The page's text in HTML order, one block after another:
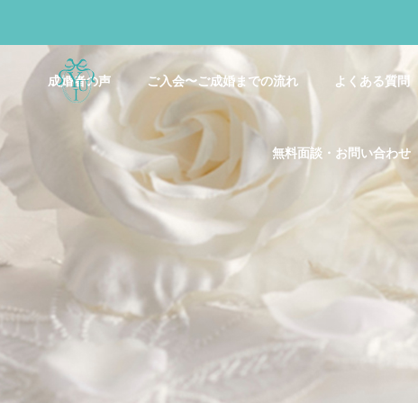
成婚者の声 ご入会〜ご成婚までの流れ よくある質問
無料面談・お問い合わせ